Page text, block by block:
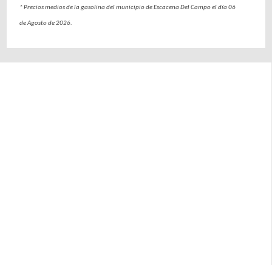
* Precios medios de la gasolina del municipio de Escacena Del Campo el día 06
de Agosto de 2026.